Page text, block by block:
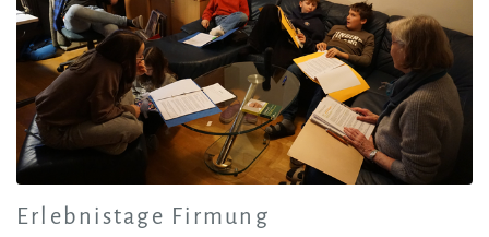
Erlebnistage Firmung